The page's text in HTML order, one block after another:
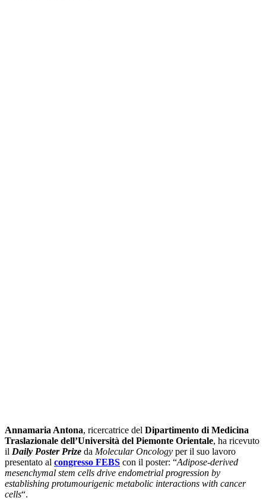
Annamaria Antona, ricercatrice del Dipartimento di Medicina
Traslazionale dell’Università del Piemonte Orientale, ha ricevuto
il Daily Poster Prize da Molecular Oncology per il suo lavoro
presentato al congresso FEBS con il poster: “Adipose-derived
mesenchymal stem cells drive endometrial progression by
establishing protumourigenic metabolic interactions with cancer
cells“.